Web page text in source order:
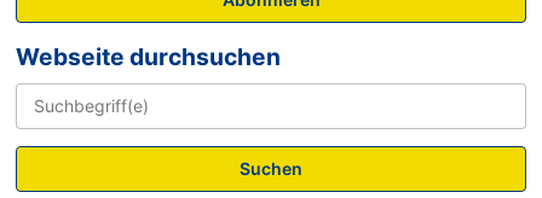
Webseite durchsuchen
Suchen